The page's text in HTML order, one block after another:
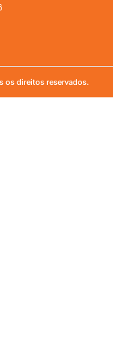
os direitos reservados.